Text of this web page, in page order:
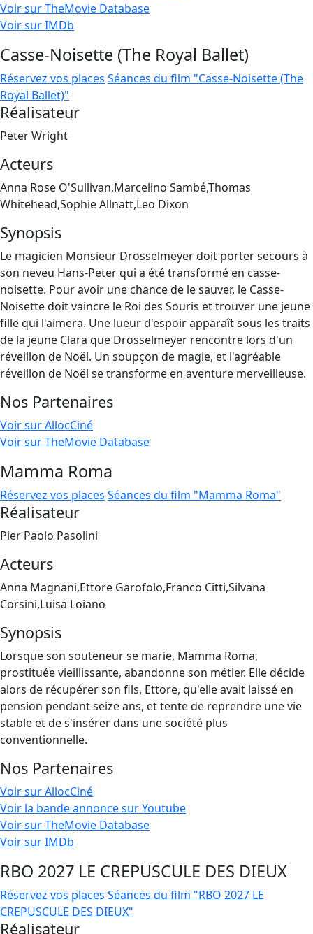
Voir sur TheMovie Database
Voir sur IMDb
Casse-Noisette (The Royal Ballet)
Réservez vos places Séances du film "Casse-Noisette (The
Royal Ballet)"
Réalisateur
Peter Wright
Acteurs
Anna Rose O'Sullivan,Marcelino Sambé,Thomas
Whitehead,Sophie Allnatt,Leo Dixon
Synopsis
Le magicien Monsieur Drosselmeyer doit porter secours à
son neveu Hans-Peter qui a été transformé en casse-
noisette. Pour avoir une chance de le sauver, le Casse-
Noisette doit vaincre le Roi des Souris et trouver une jeune
fille qui l'aimera. Une lueur d'espoir apparaît sous les traits
de la jeune Clara que Drosselmeyer rencontre lors d'un
réveillon de Noël. Un soupçon de magie, et l'agréable
réveillon de Noël se transforme en aventure merveilleuse.
Nos Partenaires
Voir sur AllocCiné
Voir sur TheMovie Database
Mamma Roma
Réservez vos places Séances du film "Mamma Roma"
Réalisateur
Pier Paolo Pasolini
Acteurs
Anna Magnani,Ettore Garofolo,Franco Citti,Silvana
Corsini,Luisa Loiano
Synopsis
Lorsque son souteneur se marie, Mamma Roma,
prostituée vieillissante, abandonne son métier. Elle décide
alors de récupérer son fils, Ettore, qu'elle avait laissé en
pension pendant seize ans, et tente de reprendre une vie
stable et de s'insérer dans une société plus
conventionnelle.
Nos Partenaires
Voir sur AllocCiné
Voir la bande annonce sur Youtube
Voir sur TheMovie Database
Voir sur IMDb
RBO 2027 LE CREPUSCULE DES DIEUX
Réservez vos places Séances du film "RBO 2027 LE
CREPUSCULE DES DIEUX"
Réalisateur